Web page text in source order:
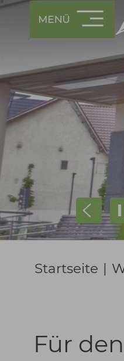
Prev
Startseite |
Für